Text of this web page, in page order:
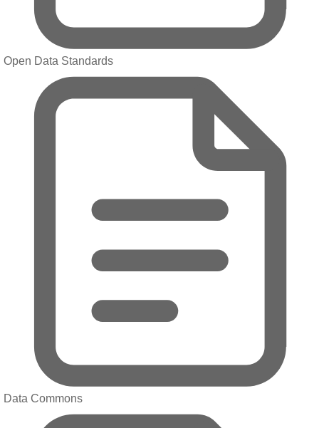
Open Data Standards
Data Commons